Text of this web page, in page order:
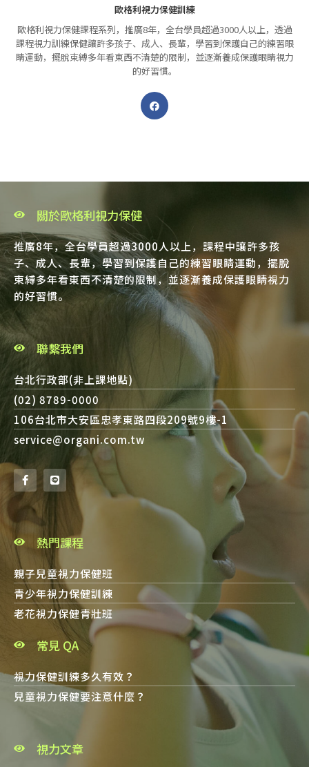
歐格利視力保健訓練
歐格利視力保健課程系列，推廣8年，全台學員超過3000人以上，透過
課程視力訓練保健讓許多孩子、成人、長輩，學習到保護自己的練習眼
睛運動，擺脫束縛多年看東西不清楚的限制，並逐漸養成保護眼睛視力
的好習慣。
關於歐格利視力保健
推廣8年，全台學員超過3000人以上，課程中讓許多孩
子、成人、長輩，學習到保護自己的練習眼睛運動，擺脫
束縛多年看東西不清楚的限制，並逐漸養成保護眼睛視力
的好習慣。
聯繫我們
台北行政部(非上課地點)
(02) 8789-0000
106台北市大安區忠孝東路四段209號9樓-1
service@organi.com.tw
熱門課程
親子兒童視力保健班
青少年視力保健訓練
老花視力保健青壯班
常見 QA
視力保健訓練多久有效？
兒童視力保健要注意什麼？
視力文章